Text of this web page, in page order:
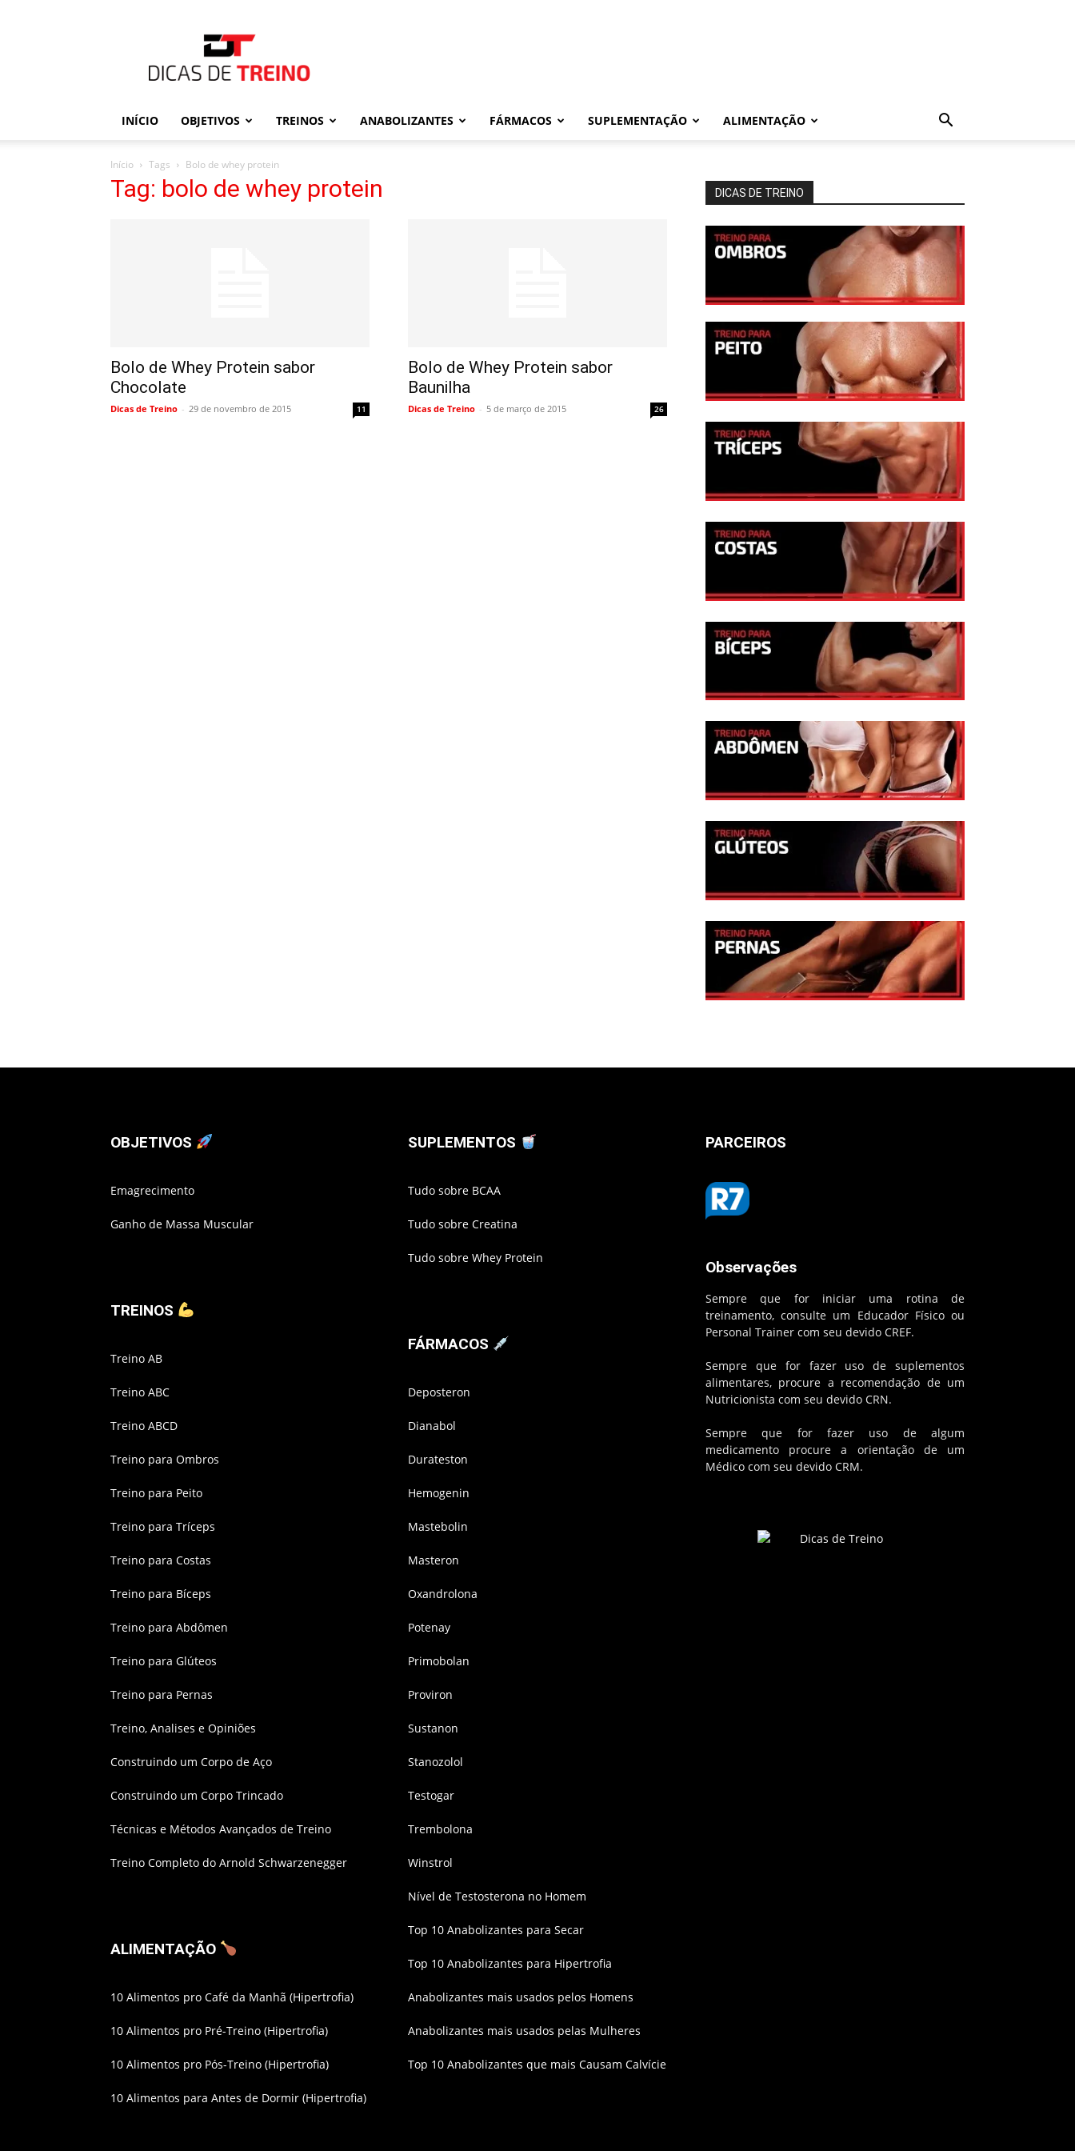
de
Treino
INÍCIO OBJETIVOS TREINOS ANABOLIZANTES FÁRMACOS SUPLEMENTAÇÃO ALIMENTAÇÃO
Início Tags Bolo de whey protein
Tag: bolo de whey protein
Bolo de Whey Protein sabor
Chocolate
Dicas de Treino - 29 de novembro de 2015 11
Bolo de Whey Protein sabor
Baunilha
Dicas de Treino - 5 de março de 2015 26
DICAS DE TREINO
OBJETIVOS
Emagrecimento
Ganho de Massa Muscular
TREINOS
Treino AB
Treino ABC
Treino ABCD
Treino para Ombros
Treino para Peito
Treino para Tríceps
Treino para Costas
Treino para Bíceps
Treino para Abdômen
Treino para Glúteos
Treino para Pernas
Treino, Analises e Opiniões
Construindo um Corpo de Aço
Construindo um Corpo Trincado
Técnicas e Métodos Avançados de Treino
Treino Completo do Arnold Schwarzenegger
ALIMENTAÇÃO
10 Alimentos pro Café da Manhã (Hipertrofia)
10 Alimentos pro Pré-Treino (Hipertrofia)
10 Alimentos pro Pós-Treino (Hipertrofia)
10 Alimentos para Antes de Dormir (Hipertrofia)
SUPLEMENTOS
Tudo sobre BCAA
Tudo sobre Creatina
Tudo sobre Whey Protein
FÁRMACOS
Deposteron
Dianabol
Durateston
Hemogenin
Mastebolin
Masteron
Oxandrolona
Potenay
Primobolan
Proviron
Sustanon
Stanozolol
Testogar
Trembolona
Winstrol
Nível de Testosterona no Homem
Top 10 Anabolizantes para Secar
Top 10 Anabolizantes para Hipertrofia
Anabolizantes mais usados pelos Homens
Anabolizantes mais usados pelas Mulheres
Top 10 Anabolizantes que mais Causam Calvície
PARCEIROS
Observações
Sempre que for iniciar uma rotina de
treinamento, consulte um Educador Físico ou
Personal Trainer com seu devido CREF.
Sempre que for fazer uso de suplementos
alimentares, procure a recomendação de um
Nutricionista com seu devido CRN.
Sempre que for fazer uso de algum
medicamento procure a orientação de um
Médico com seu devido CRM.